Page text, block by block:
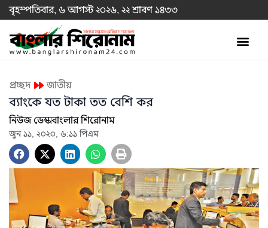
বৃহস্পতিবার, ৬ আগস্ট ২০২৬, ২২ শ্রাবণ ১৪৩৩
প্রচ্ছদ জাতীয়
ব্যাংকে যত টাকা তত বেশি কর
নিউজ ডেস্কবাংলার শিরোনাম
জুন ১১, ২০২০, ৬:১১ পিএম